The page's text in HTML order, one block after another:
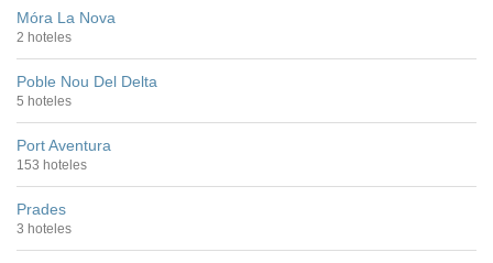
Móra La Nova
2 hoteles
Poble Nou Del Delta
5 hoteles
Port Aventura
153 hoteles
Prades
3 hoteles